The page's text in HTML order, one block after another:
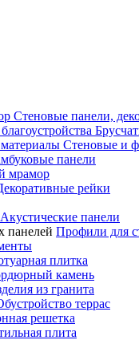
Стеновые панели,
Стеновые и
панели
мрамор
рейки
Акустические панели
Профили для
плитка
камень
из гранита
террас
решетка
плита